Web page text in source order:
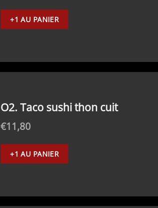
+1 AU PANIER
O2. Taco sushi thon cuit
€11,80
+1 AU PANIER